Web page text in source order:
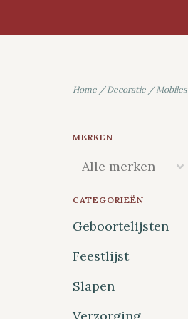
Home /Decoratie /Mobiles
MERKEN
CATEGORIEËN
Geboortelijsten
Feestlijst
Slapen